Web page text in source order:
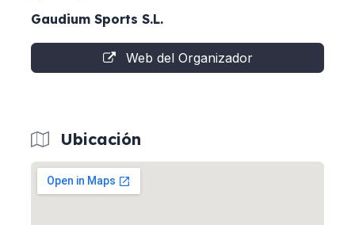
Gaudium Sports S.L.
Web del Organizador
Ubicación